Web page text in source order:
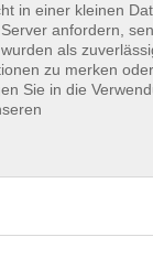
in einer kleinen
anfordern,
als
zu merken
Sie in die